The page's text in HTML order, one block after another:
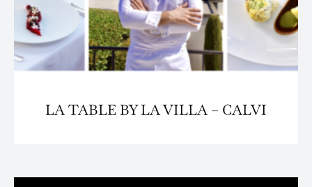
LA TABLE BY LA VILLA – CALVI